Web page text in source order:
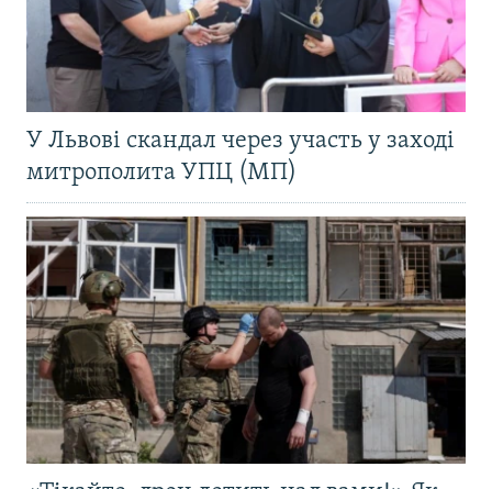
У Львові скандал через участь у заході
митрополита УПЦ (МП)